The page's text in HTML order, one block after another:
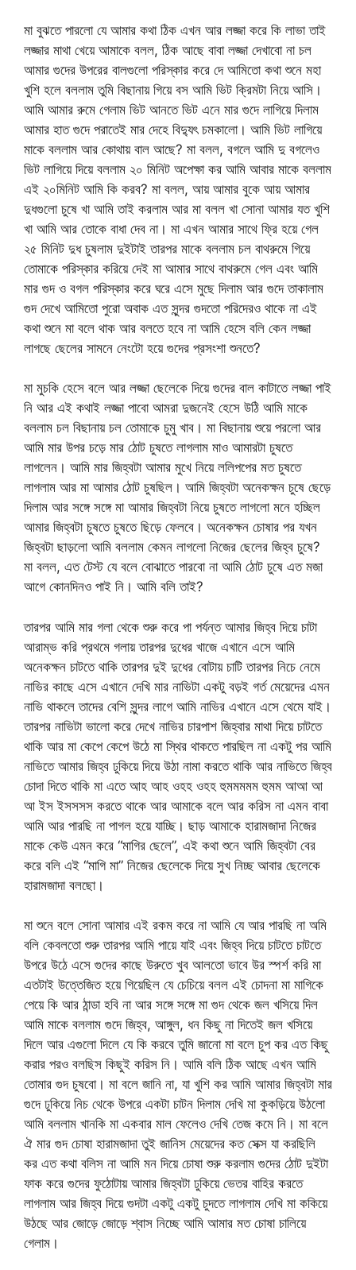
মা বুঝতে পারলো যে আমার কথা ঠিক এখন আর লজ্জা করে কি লাভা তাই
লজ্জার মাথা খেয়ে আমাকে বলল, ঠিক আছে বাবা লজ্জা দেখাবো না চল
আমার গুদের উপরের বালগুলো পরিস্কার করে দে আমিতো কথা শুনে মহা
খুশি হলে বললাম তুমি বিছানায় গিয়ে বস আমি ভিট ক্রিমটা নিয়ে আসি।
আমি আমার রুমে গেলাম ভিট আনতে ভিট এনে মার গুদে লাগিয়ে দিলাম
আমার হাত গুদে পরাতেই মার দেহে বিদ্যুৎ চমকালো। আমি ভিট লাগিয়ে
মাকে বললাম আর কোথায় বাল আছে? মা বলল, বগলে আমি দু বগলেও
ভিট লাগিয়ে দিয়ে বললাম ২০ মিনিট অপেক্ষা কর আমি আবার মাকে বললাম
এই ২০মিনিট আমি কি করব? মা বলল, আয় আমার বুকে আয় আমার
দুধগুলো চুষে খা আমি তাই করলাম আর মা বলল খা সোনা আমার যত খুশি
খা আমি আর তোকে বাধা দেব না। মা এখন আমার সাথে ফ্রি হয়ে গেল
২৫ মিনিট দুধ চুষলাম দুইটাই তারপর মাকে বললাম চল বাথরুমে গিয়ে
তোমাকে পরিস্কার করিয়ে দেই মা আমার সাথে বাথরুমে গেল এবং আমি
মার গুদ ও বগল পরিস্কার করে ঘরে এসে মুছে দিলাম আর গুদে তাকালাম
গুদ দেখে আমিতো পুরো অবাক এত সুন্দর গুদতো পরিদেরও থাকে না এই
কথা শুনে মা বলে থাক আর বলতে হবে না আমি হেসে বলি কেন লজ্জা
লাগছে ছেলের সামনে নেংটো হয়ে গুদের প্রসংশা শুনতে?
মা মুচকি হেসে বলে আর লজ্জা ছেলেকে দিয়ে গুদের বাল কাটাতে লজ্জা পাই
নি আর এই কথাই লজ্জা পাবো আমরা দুজনেই হেসে উঠি আমি মাকে
বললাম চল বিছানায় চল তোমাকে চুমু খাব। মা বিছানায় শুয়ে পরলো আর
আমি মার উপর চড়ে মার ঠোট চুষতে লাগলাম মাও আমারটা চুষতে
লাগলেন। আমি মার জিহ্বটা আমার মুখে নিয়ে ললিপপের মত চুষতে
লাগলাম আর মা আমার ঠোট চুষছিল। আমি জিহ্বটা অনেকক্ষন চুষে ছেড়ে
দিলাম আর সঙ্গে সঙ্গে মা আমার জিহ্বটা নিয়ে চুষতে লাগলো মনে হচ্ছিল
আমার জিহ্বটা চুষতে চুষতে ছিড়ে ফেলবে। অনেকক্ষন চোষার পর যখন
জিহ্বটা ছাড়লো আমি বললাম কেমন লাগলো নিজের ছেলের জিহ্ব চুষে?
মা বলল, এত টেস্ট যে বলে বোঝাতে পারবো না আমি ঠোট চুষে এত মজা
আগে কোনদিনও পাই নি। আমি বলি তাই?
তারপর আমি মার গলা থেকে শুরু করে পা পর্যন্ত আমার জিহ্ব দিয়ে চাটা
আরাম্ভ করি প্রথমে গলায় তারপর দুধের খাজে এখানে এসে আমি
অনেকক্ষন চাটতে থাকি তারপর দুই দুধের বোটায় চাটি তারপর নিচে নেমে
নাভির কাছে এসে এখানে দেখি মার নাভিটা একটু বড়ই গর্ত মেয়েদের এমন
নাভি থাকলে তাদের বেশি সুন্দর লাগে আমি নাভির এখানে এসে থেমে যাই।
তারপর নাভিটা ভালো করে দেখে নাভির চারপাশ জিহ্বার মাথা দিয়ে চাটতে
থাকি আর মা কেপে কেপে উঠে মা স্থির থাকতে পারছিল না একটু পর আমি
নাভিতে আমার জিহ্ব ঢুকিয়ে দিয়ে উঠা নামা করতে থাকি আর নাভিতে জিহ্ব
চোদা দিতে থাকি মা এতে আহ আহ ওহহ ওহহ হুমমমমম হুমম আআ আ
আ ইস ইসসসস করতে থাকে আর আমাকে বলে আর করিস না এমন বাবা
আমি আর পারছি না পাগল হয়ে যাচ্ছি। ছাড় আমাকে হারামজাদা নিজের
মাকে কেউ এমন করে “মাগির ছেলে”, এই কথা শুনে আমি জিহ্বটা বের
করে বলি এই “মাগি মা” নিজের ছেলেকে দিয়ে সুখ নিচ্ছ আবার ছেলেকে
হারামজাদা বলছো।
মা শুনে বলে সোনা আমার এই রকম করে না আমি যে আর পারছি না অমি
বলি কেবলতো শুরু তারপর আমি পায়ে যাই এবং জিহ্ব দিয়ে চাটতে চাটতে
উপরে উঠে এসে গুদের কাছে উরুতে খুব আলতো ভাবে উর স্পর্শ করি মা
এতটাই উত্তেজিত হয়ে গিয়েছিল যে চেচিয়ে বলল এই চোদনা মা মাগিকে
পেয়ে কি আর ঠান্ডা হবি না আর সঙ্গে সঙ্গে মা গুদ থেকে জল খসিয়ে দিল
আমি মাকে বললাম গুদে জিহ্ব, আঙ্গুল, ধন কিছু না দিতেই জল খসিয়ে
দিলে আর এগুলো দিলে যে কি করবে তুমি জানো মা বলে চুপ কর এত কিছু
করার পরও বলছিস কিছুই করিস নি। আমি বলি ঠিক আছে এখন আমি
তোমার গুদ চুষবো। মা বলে জানি না, যা খুশি কর আমি আমার জিহ্বটা মার
গুদে ঢুকিয়ে নিচ থেকে উপরে একটা চাটন দিলাম দেখি মা কুকড়িয়ে উঠলো
আমি বললাম খানকি মা একবার মাল ফেলেও দেখি তেজ কমে নি। মা বলে
ঐ মার গুদ চোষা হারামজাদা তুই জানিস মেয়েদের কত সেক্স যা করছিলি
কর এত কথা বলিস না আমি মন দিয়ে চোষা শুরু করলাম গুদের ঠোট দুইটা
ফাক করে গুদের ফুঠোটায় আমার জিহ্বটা ঢুকিয়ে ভেতর বাহির করতে
লাগলাম আর জিহ্ব দিয়ে গুদটা একটু একটু চুদতে লাগলাম দেখি মা ককিয়ে
উঠছে আর জোড়ে জোড়ে শ্বাস নিচ্ছে আমি আমার মত চোষা চালিয়ে
গেলাম।